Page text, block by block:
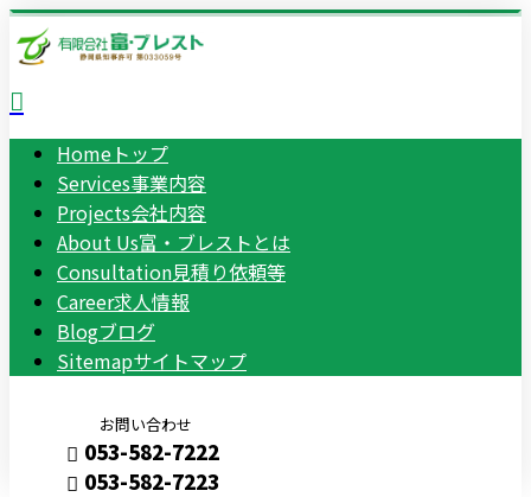
Home トップ
Services事業内容
Projects会社内容
About Us富・ブレストとは
Consultation見積り依頼等
Career求人情報
Blogブログ
Sitemapサイトマップ
お問い合わせ
053-582-7222
053-582-7223